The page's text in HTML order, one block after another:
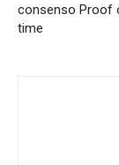
consenso Proof
time